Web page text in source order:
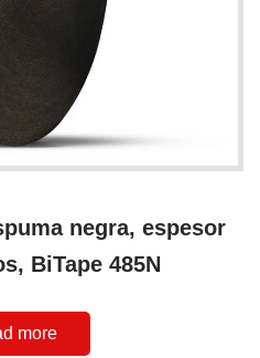
negra, espesor
BiTape 485N
more